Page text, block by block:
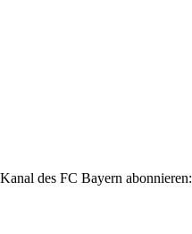
des FC Bayern abonnieren: